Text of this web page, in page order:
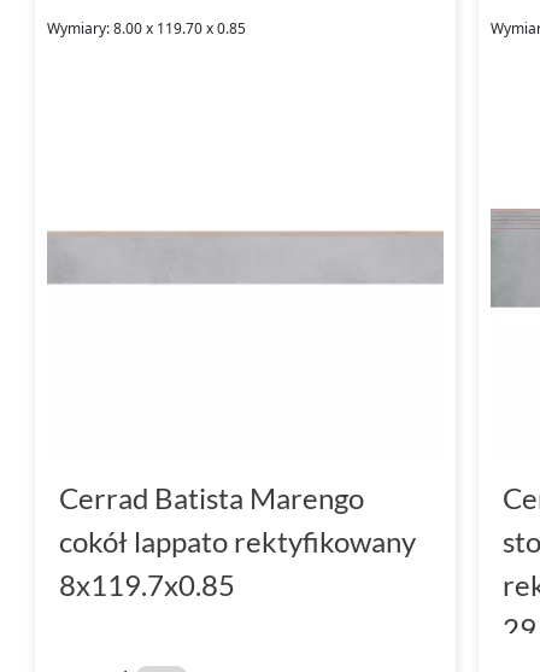
Wymiary: 8.00 x 119.70 x 0.85
Cerrad Batista Marengo
cokół lappato rektyfikowany
8x119.7x0.85